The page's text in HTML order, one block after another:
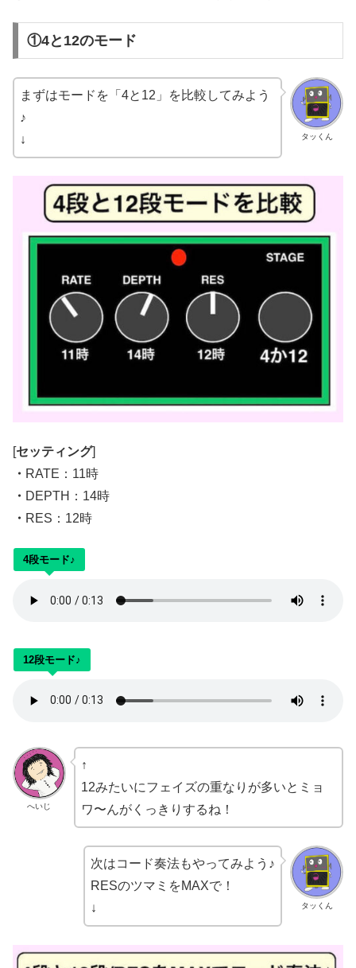
①4と12のモード
タッくん
まずはモードを「4と12」を比較してみよう
♪
↓
[セッティング]
・ RATE：11時
・ DEPTH：14時
・ RES：12時
4段モード♪
12段モード♪
へいじ
↑
12みたいにフェイズの重なりが多いとミョ
ワ〜んがくっきりするね！
タッくん
次はコード奏法もやってみよう♪
RESのツマミをMAXで！
↓